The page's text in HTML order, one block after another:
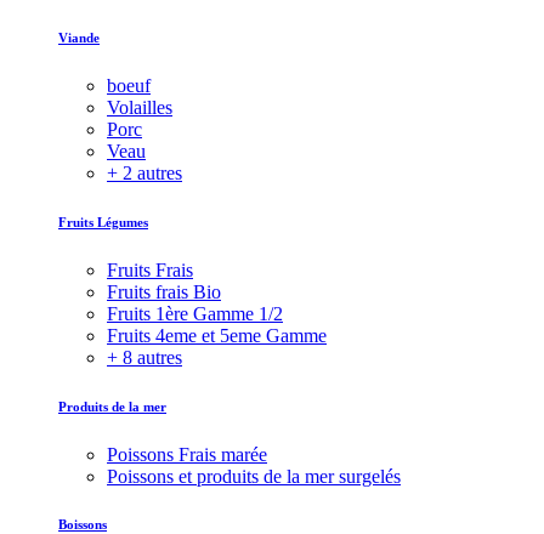
Viande
boeuf
Volailles
Porc
Veau
+ 2 autres
Fruits Légumes
Fruits Frais
Fruits frais Bio
Fruits 1ère Gamme 1/2
Fruits 4eme et 5eme Gamme
+ 8 autres
Produits de la mer
Poissons Frais marée
Poissons et produits de la mer surgelés
Boissons